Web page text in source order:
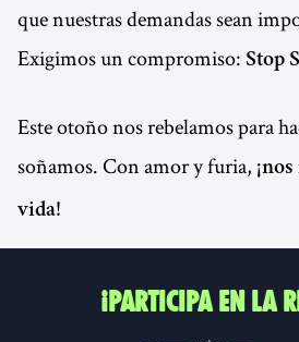
que nuestras demandas sean
Exigimos un compromiso: Stop
Este otoño nos rebelamos para
soñamos. Con amor y furia,
vida!
¡PARTICIPA EN LA